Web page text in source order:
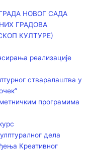
НОВОГ САДА
ГРАДОВА
КУЛТУРЕ)
реализације
стваралаштва у
програмима
дела
Креативног